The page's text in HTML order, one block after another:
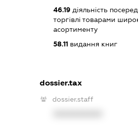
46.19 діяльність
торгівлі товарами
асортименту
58.11 видання книг
dossier.tax
dossier.staff